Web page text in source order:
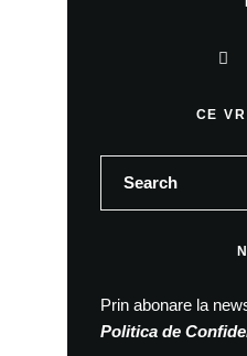
CE
Prin abonare la
Politica de